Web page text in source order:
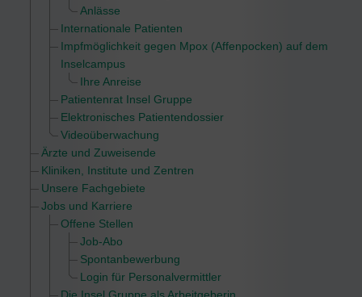
Anlässe
Internationale Patienten
Impfmöglichkeit gegen Mpox (Affenpocken) auf dem
Inselcampus
Ihre Anreise
Patientenrat Insel Gruppe
Elektronisches Patientendossier
Videoüberwachung
Ärzte und Zuweisende
Kliniken, Institute und Zentren
Unsere Fachgebiete
Jobs und Karriere
Offene Stellen
Job-Abo
Spontanbewerbung
Login für Personalvermittler
Die Insel Gruppe als Arbeitgeberin